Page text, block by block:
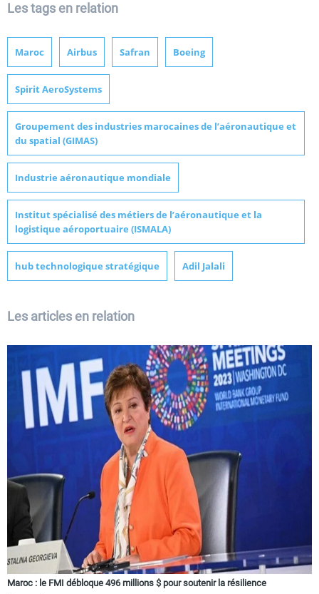
Les tags en relation
Maroc Airbus Safran Boeing
Spirit AeroSystems
Groupement des industries marocaines de l’aéronautique et
du spatial (GIMAS)
Industrie aéronautique mondiale
Institut spécialisé des métiers de l’aéronautique et la
logistique aéroportuaire (ISMALA)
hub technologique stratégique Adil Jalali
Les articles en relation
Maroc : le FMI débloque 496 millions $ pour soutenir la résilience